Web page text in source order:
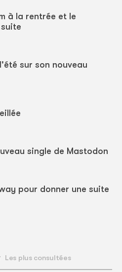
à la rentrée et le
sur son nouveau
single de Mastodon
pour donner une suite
Les plus consultées